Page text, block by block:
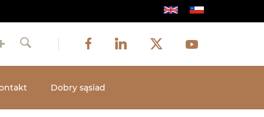
Szukaj
Social
media
Facebook
Obraz
LinkedIn
Obraz
Twitter
Obraz
Youtube
Obraz
Dobry sąsiad